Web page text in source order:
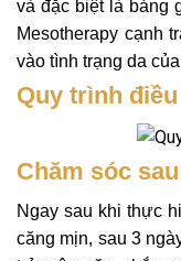
và đặc biệt là bảng
Mesotherapy cạnh
vào tình trạng da
Quy trình
Chăm sóc
Ngay sau khi thực
căng mịn, sau 3